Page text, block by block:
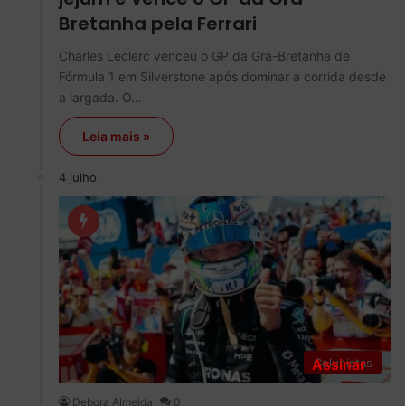
Bretanha pela Ferrari
Charles Leclerc venceu o GP da Grã-Bretanha de
Fórmula 1 em Silverstone após dominar a corrida desde
a largada. O…
Leia mais »
4 julho
Colunistas
Debora Almeida 0
Assinar